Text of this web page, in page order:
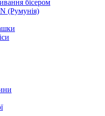
бісером
(Румунія)